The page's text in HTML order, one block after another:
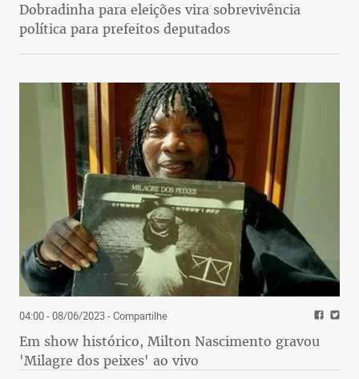
Dobradinha para eleições vira sobrevivência
política para prefeitos deputados
04:00 - 08/06/2023- Compartilhe
Em show histórico, Milton Nascimento gravou
'Milagre dos peixes' ao vivo